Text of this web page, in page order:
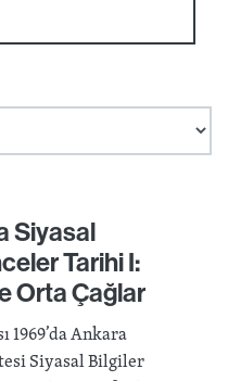
Siyasal
Tarihi I:
Orta Çağlar
1969’da Ankara
Siyasal Bilgiler